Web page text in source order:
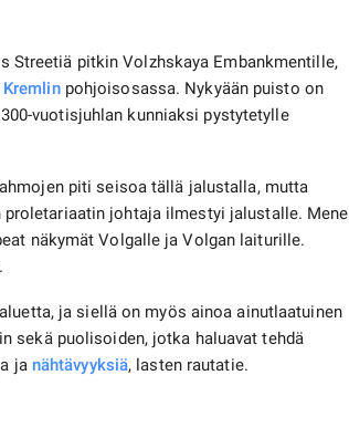
Streetiä pitkin Volzhskaya Embankmentille,
Kremlinpohjoisosassa. Nykyään puisto on
vuotisjuhlan kunniaksi pystytetylle
piti seisoa tällä jalustalla, mutta
johtaja ilmestyi jalustalle. Mene
näkymät Volgalle ja Volgan laiturille.
ja siellä on myös ainoa ainutlaatuinen
sekä puolisoiden, jotka haluavat tehdä
ja nähtävyyksiä, lasten rautatie.